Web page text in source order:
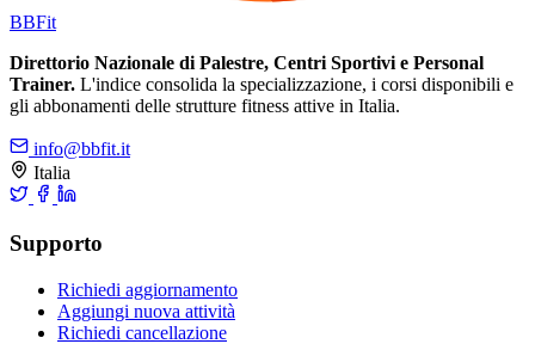
BBFit
Direttorio Nazionale di Palestre, Centri Sportivi e Personal
Trainer. L'indice consolida la specializzazione, i corsi disponibili e
gli abbonamenti delle strutture fitness attive in Italia.
info@bbfit.it
Italia
Supporto
Richiedi aggiornamento
Aggiungi nuova attività
Richiedi cancellazione